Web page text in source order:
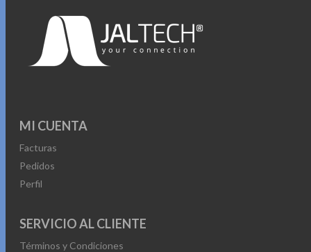
MI CUENTA
Facturas
Pedidos
Perfil
SERVICIO AL CLIENTE
Términos y Condiciones